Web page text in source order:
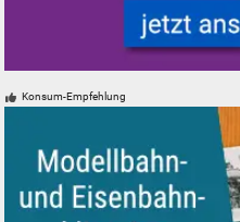
Konsum-Empfehlung